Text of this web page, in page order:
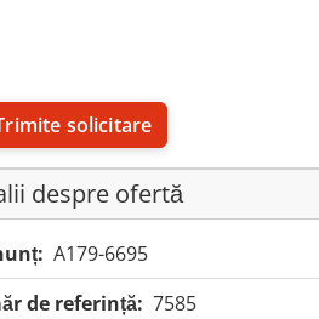
solicitare
despre ofertă
A179-6695
de referință: 7585